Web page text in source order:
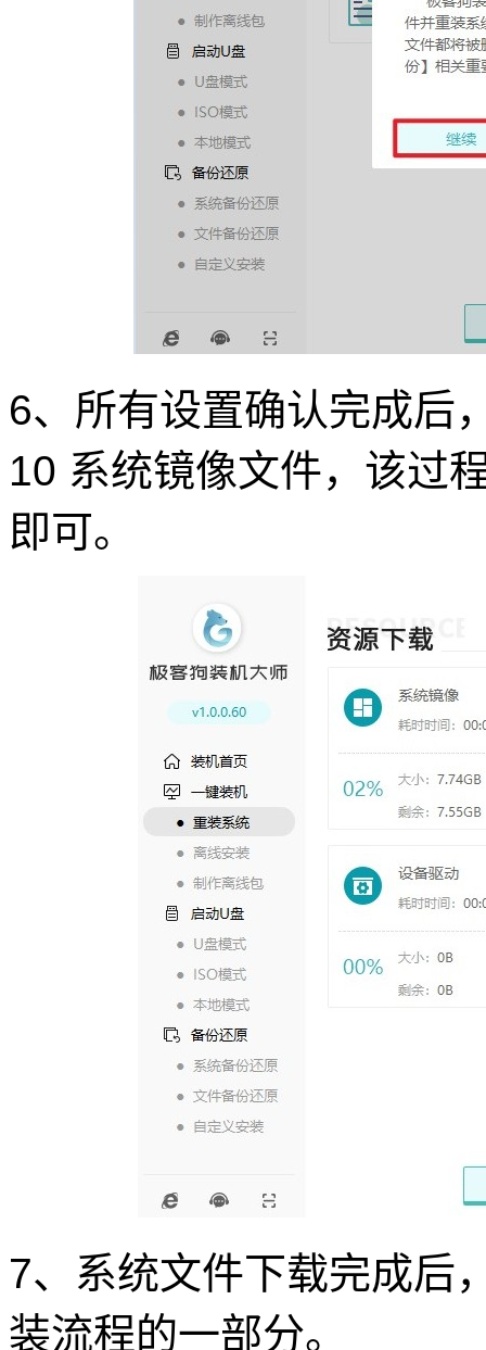
6、所有设置确认完成后
10 系统镜像文件，该过
即可。
7、系统文件下载完成后
装流程的一部分。